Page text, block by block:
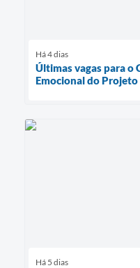
Há 4 dias
Últimas vagas para o
Emocional do
Há 5 dias